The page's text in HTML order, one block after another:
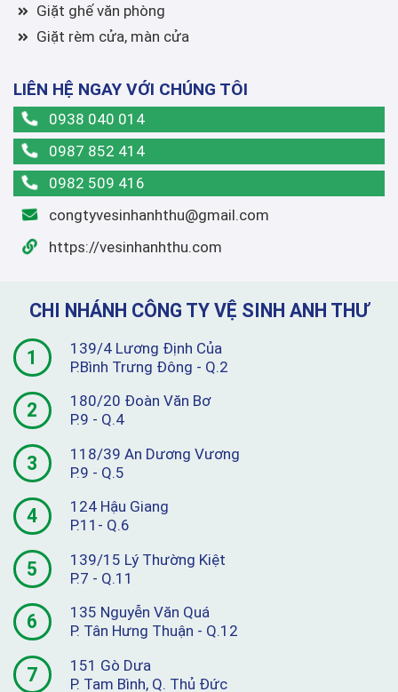
Giặt ghế văn phòng
Giặt rèm cửa, màn cửa
LIÊN HỆ NGAY VỚI CHÚNG TÔI
0938 040 014
0987 852 414
0982 509 416
congtyvesinhanhthu@gmail.com
https://vesinhanhthu.com
CHI NHÁNH CÔNG TY VỆ SINH ANH THƯ
1
139/4 Lương Định Của
P.Bình Trưng Đông - Q.2
2
180/20 Đoàn Văn Bơ
P.9 - Q.4
3
118/39 An Dương Vương
P.9 - Q.5
4
124 Hậu Giang
P.11- Q.6
5
139/15 Lý Thường Kiệt
P.7 - Q.11
6
135 Nguyễn Văn Quá
P. Tân Hưng Thuận - Q.12
7
151 Gò Dưa
P. Tam Bình, Q. Thủ Đức